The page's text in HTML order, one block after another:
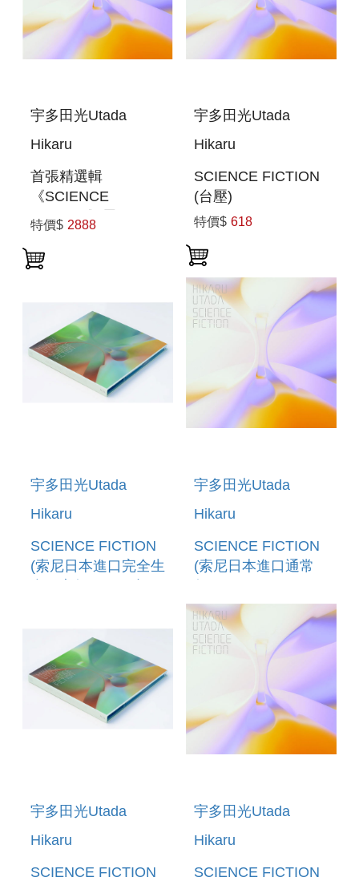
宇多田光Utada
Hikaru
首張精選輯
《SCIENCE
FICTION》黑膠3片
特價$ 2888
宇多田光Utada
Hikaru
SCIENCE FICTION
(台壓)
特價$ 618
宇多田光Utada
Hikaru
SCIENCE FICTION
(索尼日本進口完全生
宇多田光Utada
Hikaru
SCIENCE FICTION
(索尼日本進口通常
宇多田光Utada
Hikaru
SCIENCE FICTION
宇多田光Utada
Hikaru
SCIENCE FICTION